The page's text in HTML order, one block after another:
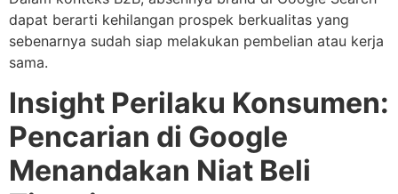
dapat berarti kehilangan prospek berkualitas yang
sebenarnya sudah siap melakukan pembelian atau kerja
sama.
Insight Perilaku Konsumen:
Pencarian di Google
Menandakan Niat Beli